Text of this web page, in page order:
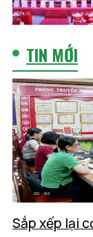
TIN MỚI
Sắp xếp lại